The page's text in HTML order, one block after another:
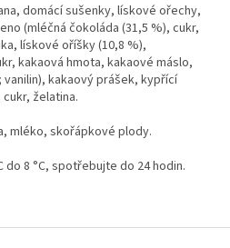
domácí sušenky, lískové ořechy,
(mléčná čokoláda (31,5 %), cukr,
lískové oříšky (10,8 %),
kakaová hmota, kakaové máslo,
kakaový prášek, kypřící
želatina.
mléko, skořápkové plody.
8 °C, spotřebujte do 24 hodin.